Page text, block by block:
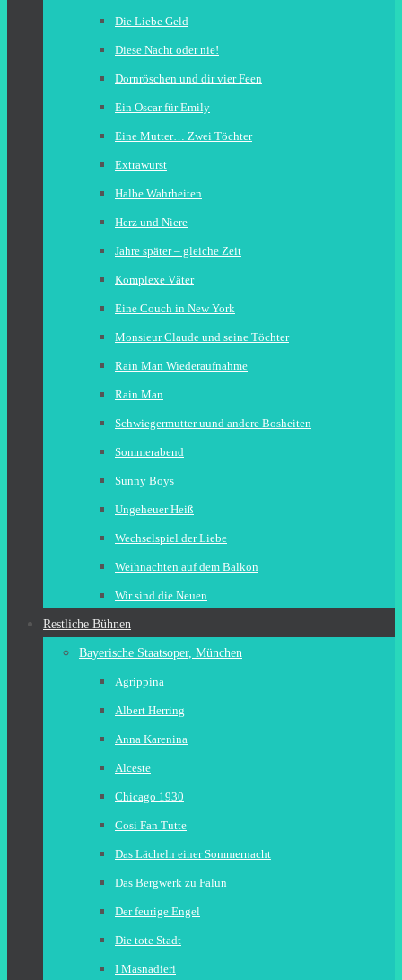
Die Liebe Geld
Diese Nacht oder nie!
Dornröschen und dir vier Feen
Ein Oscar für Emily
Eine Mutter… Zwei Töchter
Extrawurst
Halbe Wahrheiten
Herz und Niere
Jahre später – gleiche Zeit
Komplexe Väter
Eine Couch in New York
Monsieur Claude und seine Töchter
Rain Man Wiederaufnahme
Rain Man
Schwiegermutter uund andere Bosheiten
Sommerabend
Sunny Boys
Ungeheuer Heiß
Wechselspiel der Liebe
Weihnachten auf dem Balkon
Wir sind die Neuen
Restliche Bühnen
Bayerische Staatsoper, München
Agrippina
Albert Herring
Anna Karenina
Alceste
Chicago 1930
Cosi Fan Tutte
Das Lächeln einer Sommernacht
Das Bergwerk zu Falun
Der feurige Engel
Die tote Stadt
I Masnadieri